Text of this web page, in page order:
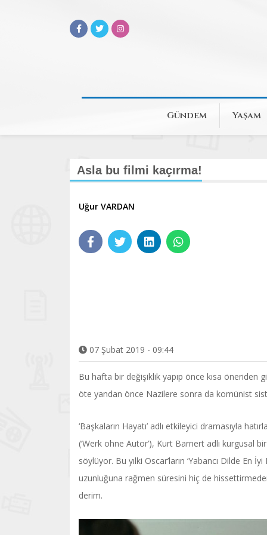
Gündem Yaşam
Asla bu filmi kaçırma!
Uğur VARDAN
07 Şubat 2019 - 09:44
Bu hafta bir değişiklik yapıp önce kısa öneriden
öte yandan önce Nazilere sonra da komünist
‘Başkaların Hayatı’ adlı etkileyici dramasıyla
(‘Werk ohne Autor’), Kurt Barnert adlı kurgusal
söylüyor. Bu yılki Oscar’ların ‘Yabancı Dilde En
uzunluğuna rağmen süresini hiç de
derim.